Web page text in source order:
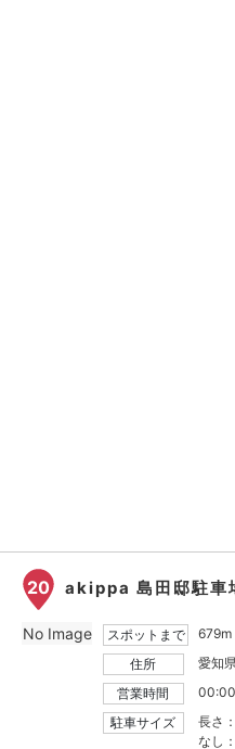
20 akippa 島田邸駐車
スポットまで
679m
住所
愛知
営業時間
駐車サイズ
長さ
なし
No Image